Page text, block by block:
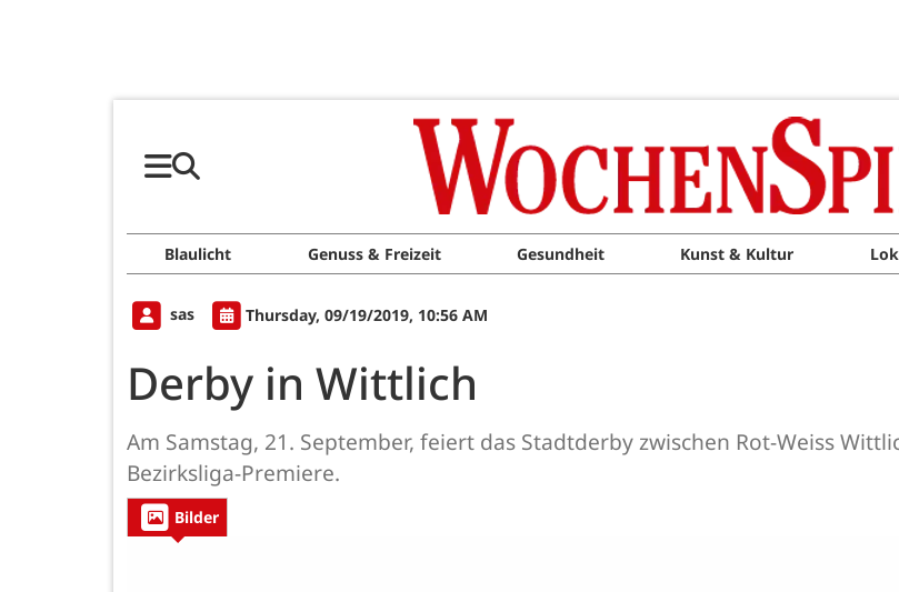
Blaulicht Genuss & Freizeit Gesundheit Kunst & Kultur
sas Thursday, 09/19/2019, 10:56 AM
Derby in Wittlich
Am Samstag, 21. September, feiert das Stadtderby zwischen Rot-Weiss
Bezirksliga-Premiere.
Bilder